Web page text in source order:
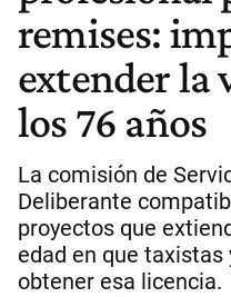
remises:
extender la
los 76 años
La comisión de
Deliberante
proyectos que
edad en que
obtener esa licencia.